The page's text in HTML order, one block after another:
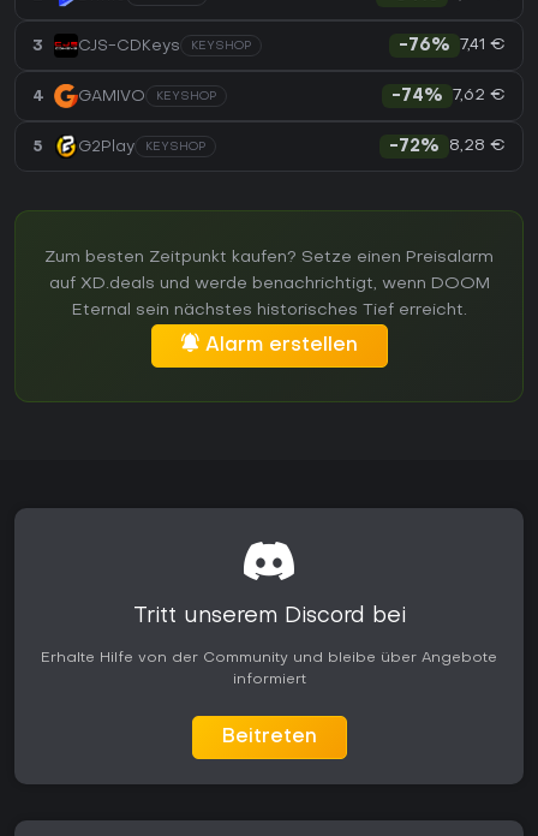
3 CJS-CDKeys KEYSHOP -76% 7,41 €
4 GAMIVO KEYSHOP -74% 7,62 €
5 G2Play KEYSHOP -72% 8,28 €
Zum besten Zeitpunkt kaufen? Setze einen Preisalarm
auf XD.deals und werde benachrichtigt, wenn DOOM
Eternal sein nächstes historisches Tief erreicht.
Alarm erstellen
Tritt unserem Discord bei
Erhalte Hilfe von der Community und bleibe über Angebote
informiert
Beitreten